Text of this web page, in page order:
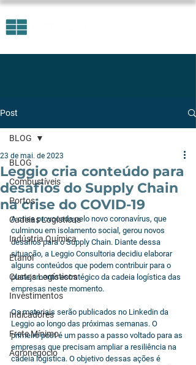
Post
BLOG
Combustíveis
Portos
Cadeias Logísticas
Indústria Química
Etanol
Custos Logísticos
Investimentos
Indicadores
Frete Mínimo
Agronegócio
BLOG
Leggio cria conteúdo para
desafios do Supply Chain
na crise do COVID-19
23 de mai. de 2023
A crise provocada pelo novo coronavírus, que
culminou em isolamento social, gerou novos
desafios para o Supply Chain. Diante dessa
situação, a Leggio Consultoria decidiu elaborar
alguns conteúdos que podem contribuir para o
planejamento estratégico da cadeia logística das
empresas neste momento.
Os materiais serão publicados no Linkedin da
Leggio ao longo das próximas semanas. O
primeiro post é um passo a passo voltado para as
empresas que precisam ampliar a resiliência na
cadeia logística. O objetivo dessas ações é